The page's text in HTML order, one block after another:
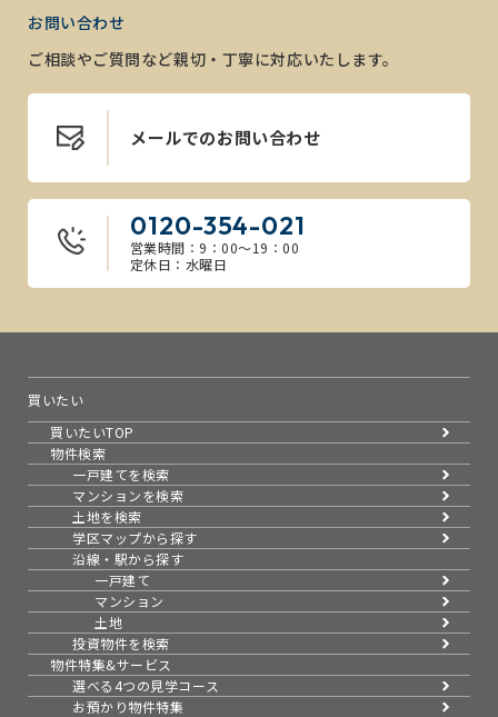
お問い合わせ
ご相談やご質問など親切・丁寧に対応いたします。
メールでのお問い合わせ
0120-354-021
営業時間：9：00～19：00
定休日：水曜日
買いたい
買いたいTOP
物件検索
一戸建てを検索
マンションを検索
土地を検索
学区マップから探す
沿線・駅から探す
一戸建て
マンション
土地
投資物件を検索
物件特集&サービス
選べる4つの見学コース
お預かり物件特集